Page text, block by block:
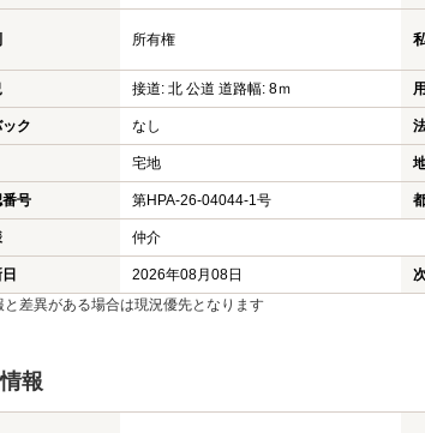
所有権
接道: 北 公道 道路幅: 8ｍ
ク なし
宅地
号 第HPA-26-04044-1号
仲介
2026年08月08日
差異がある場合は現況優先となります
報